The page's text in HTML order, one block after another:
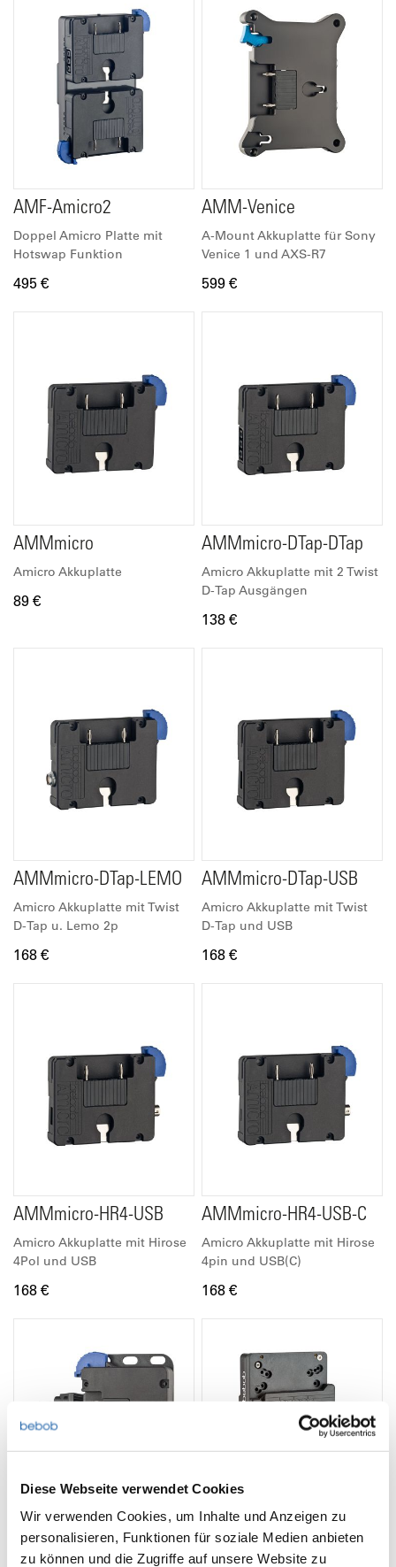
Diese Webseite verwendet Cookies
Wir verwenden Cookies, um Inhalte und Anzeigen zu
personalisieren, Funktionen für soziale Medien anbieten
zu können und die Zugriffe auf unsere Website zu
AMF-Amicro2
Doppel Amicro Platte mit
Hotswap Funktion
495 €
AMM-Venice
A-Mount Akkuplatte für Sony
Venice 1 und AXS-R7
599 €
AMMmicro
Amicro Akkuplatte
89 €
AMMmicro-DTap-DTap
Amicro Akkuplatte mit 2 Twist
D-Tap Ausgängen
138 €
AMMmicro-DTap-LEMO
Amicro Akkuplatte mit Twist
D-Tap u. Lemo 2p
168 €
AMMmicro-DTap-USB
Amicro Akkuplatte mit Twist
D-Tap und USB
168 €
AMMmicro-HR4-USB
Amicro Akkuplatte mit Hirose
4Pol und USB
168 €
AMMmicro-HR4-USB-C
Amicro Akkuplatte mit Hirose
4pin und USB(C)
168 €
AMMmicro-Standholder B2Acine